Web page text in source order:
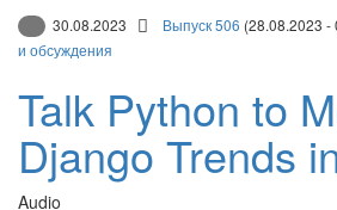
30.08.2023 Выпуск 506 (28.08.2023 -
и обсуждения
Talk Python to
Django Trends
Audio